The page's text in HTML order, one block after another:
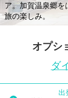
ア。加賀温泉郷を
旅の楽しみ。
オプシ
ダ
出